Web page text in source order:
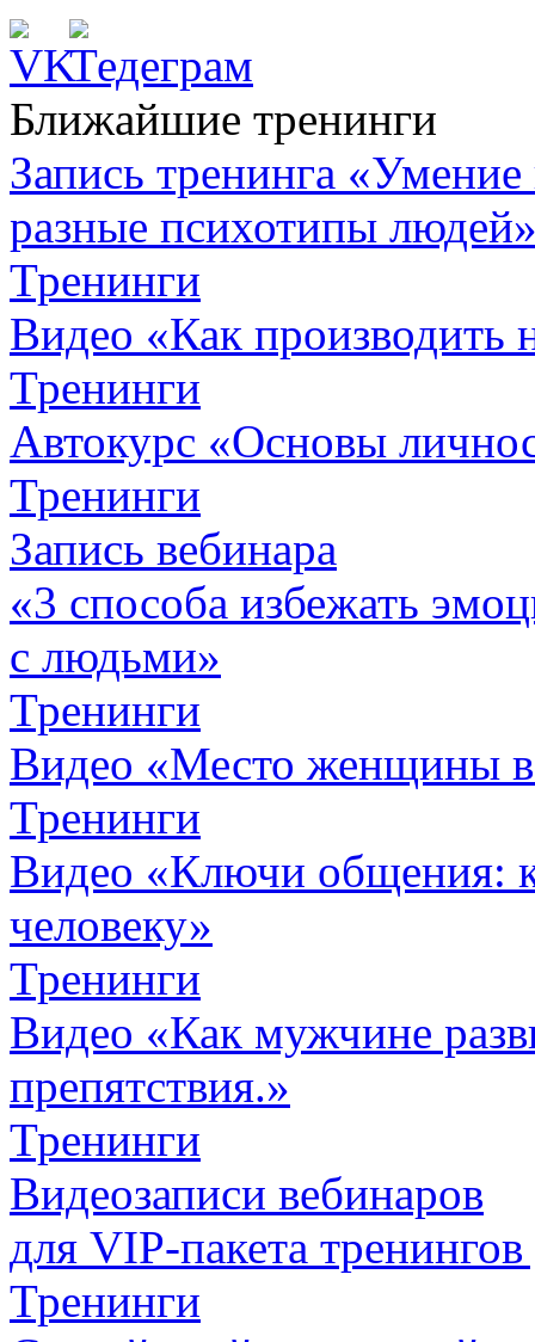
Ближайшие тренинги
Запись тренинга «Умение
разные психотипы
Тренинги
Видео «Как производить
Тренинги
Автокурc «Основы
Тренинги
Запись вебинара
«3 способа избежать
с людьми»
Тренинги
Видео «Место женщины
Тренинги
Видео «Ключи общения:
человеку»
Тренинги
Видео «Как мужчине
препятствия.»
Тренинги
Видеозаписи вебинаров
для VIP-пакета
Тренинги